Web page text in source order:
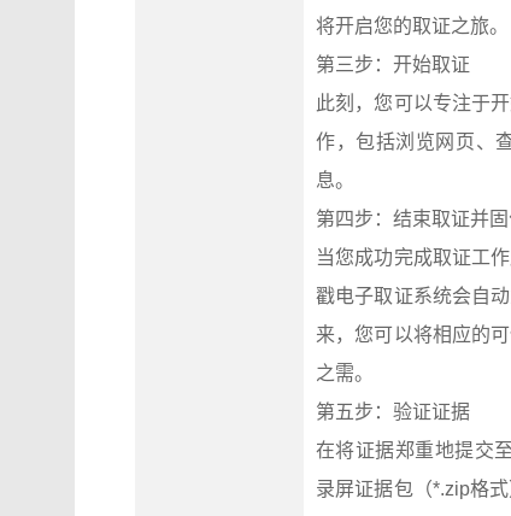
将开启您的取证之旅。
第三步：开始取证
此刻，您可以专注于
作，包括浏览网页、
息。
第四步：结束取证并
当您成功完成取证工
戳电子取证系统会自
来，您可以将相应的
之需。
第五步：验证证据
在将证据郑重地提交
录屏证据包（*.zip格